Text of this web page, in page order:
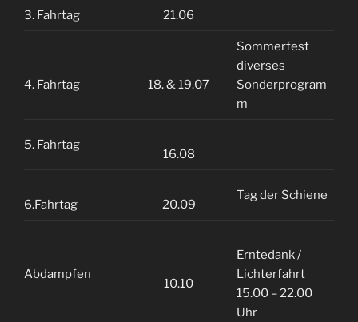
3. Fahrtag 21.06
4. Fahrtag 18. & 19.07
Sommerfest
diverses
Sonderprogram
m
5. Fahrtag
16.08
6.Fahrtag 20.09
Tag der Schiene
Abdampfen
10.10
Erntedank /
Lichterfahrt
15.00 – 22.00
Uhr